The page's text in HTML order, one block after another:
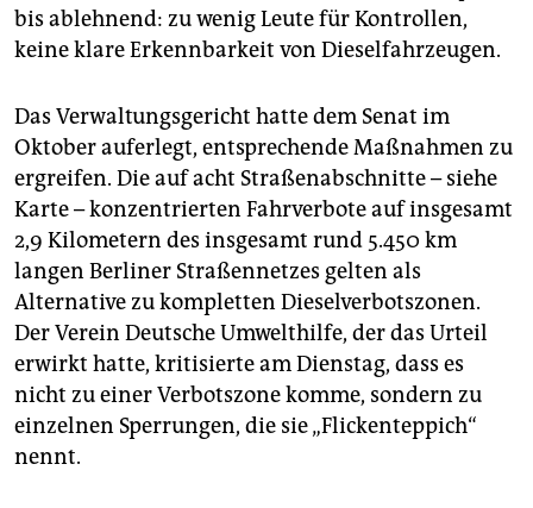
bis ablehnend: zu wenig Leute für Kontrollen,
keine klare Erkennbarkeit von Dieselfahrzeugen.
Das Verwaltungsgericht hatte dem Senat im
Oktober auferlegt, entsprechende Maßnahmen zu
ergreifen. Die auf acht Straßenabschnitte – siehe
Karte – konzentrierten Fahrverbote auf insgesamt
2,9 Kilometern des insgesamt rund 5.450 km
langen Berliner Straßennetzes gelten als
Alternative zu kompletten Dieselverbotszonen.
Der Verein Deutsche Umwelthilfe, der das Urteil
erwirkt hatte, kritisierte am Dienstag, dass es
nicht zu einer Verbotszone komme, sondern zu
einzelnen Sperrungen, die sie „Flickenteppich“
nennt.